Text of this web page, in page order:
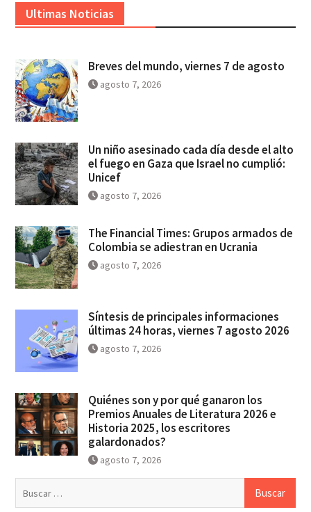
Ultimas Noticias
Breves del mundo, viernes 7 de agosto
agosto 7, 2026
Un niño asesinado cada día desde el alto
el fuego en Gaza que Israel no cumplió:
Unicef
agosto 7, 2026
The Financial Times: Grupos armados de
Colombia se adiestran en Ucrania
agosto 7, 2026
Síntesis de principales informaciones
últimas 24 horas, viernes 7 agosto 2026
agosto 7, 2026
Quiénes son y por qué ganaron los
Premios Anuales de Literatura 2026 e
Historia 2025, los escritores
galardonados?
agosto 7, 2026